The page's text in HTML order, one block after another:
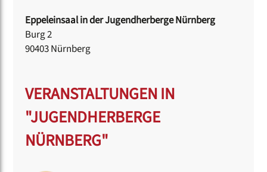
Eppeleinsaal in der Jugendherberge Nürnberg
Burg 2
90403 Nürnberg
VERANSTALTUNGEN IN
"JUGENDHERBERGE
NÜRNBERG"